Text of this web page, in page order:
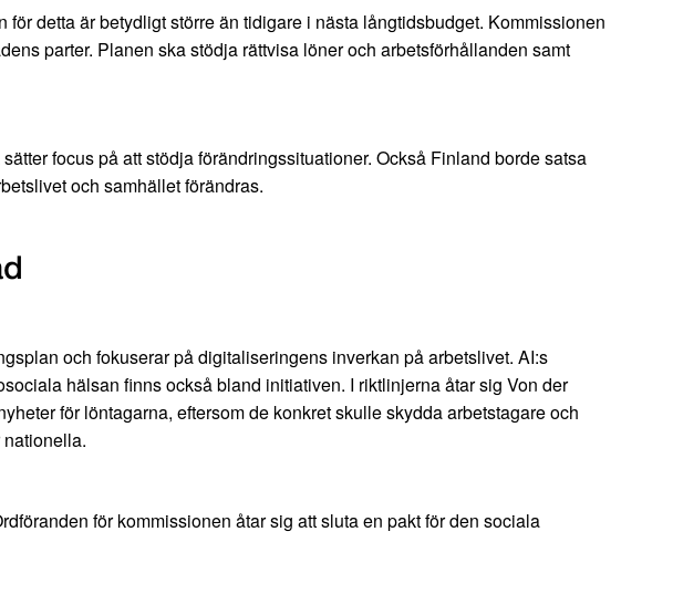
detta är betydligt större än tidigare i nästa långtidsbudget. Kommissionen
parter. Planen ska stödja rättvisa löner och arbetsförhållanden samt
focus på att stödja förändringssituationer. Också Finland borde satsa
och samhället förändras.
och fokuserar på digitaliseringens inverkan på arbetslivet. AI:s
hälsan finns också bland initiativen. I riktlinjerna åtar sig Von der
för löntagarna, eftersom de konkret skulle skydda arbetstagare och
för kommissionen åtar sig att sluta en pakt för den sociala